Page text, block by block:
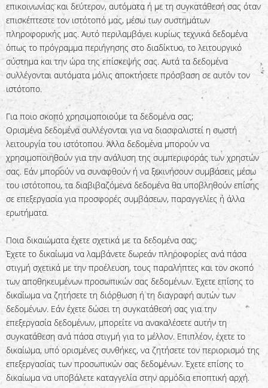
επικοινωνίας και δεύτερον, αυτόματα ή με τη συγκατάθεσή σας όταν
επισκέπτεστε τον ιστότοπό μας, μέσω των συστημάτων
πληροφορικής μας. Αυτό περιλαμβάνει κυρίως τεχνικά δεδομένα
όπως το πρόγραμμα περιήγησης στο διαδίκτυο, το λειτουργικό
σύστημα και την ώρα της επίσκεψής σας. Αυτά τα δεδομένα
συλλέγονται αυτόματα μόλις αποκτήσετε πρόσβαση σε αυτόν τον
ιστότοπο.
Για ποιο σκοπό χρησιμοποιούμε τα δεδομένα σας;
Ορισμένα δεδομένα συλλέγονται για να διασφαλιστεί η σωστή
λειτουργία του ιστότοπου. Άλλα δεδομένα μπορούν να
χρησιμοποιηθούν για την ανάλυση της συμπεριφοράς των χρηστών
σας. Εάν μπορούν να συναφθούν ή να ξεκινήσουν συμβάσεις μέσω
του ιστότοπου, τα διαβιβαζόμενα δεδομένα θα υποβληθούν επίσης
σε επεξεργασία για προσφορές συμβάσεων, παραγγελίες ή άλλα
ερωτήματα.
Ποια δικαιώματα έχετε σχετικά με τα δεδομένα σας;
Έχετε το δικαίωμα να λαμβάνετε δωρεάν πληροφορίες ανά πάσα
στιγμή σχετικά με την προέλευση, τους παραλήπτες και τον σκοπό
των αποθηκευμένων προσωπικών σας δεδομένων. Έχετε επίσης το
δικαίωμα να ζητήσετε τη διόρθωση ή τη διαγραφή αυτών των
δεδομένων. Εάν έχετε δώσει τη συγκατάθεσή σας για την
επεξεργασία δεδομένων, μπορείτε να ανακαλέσετε αυτήν τη
συγκατάθεση ανά πάσα στιγμή για το μέλλον. Επιπλέον, έχετε το
δικαίωμα, υπό ορισμένες συνθήκες, να ζητήσετε τον περιορισμό της
επεξεργασίας των προσωπικών σας δεδομένων. Έχετε επίσης το
δικαίωμα να υποβάλετε καταγγελία στην αρμόδια εποπτική αρχή.